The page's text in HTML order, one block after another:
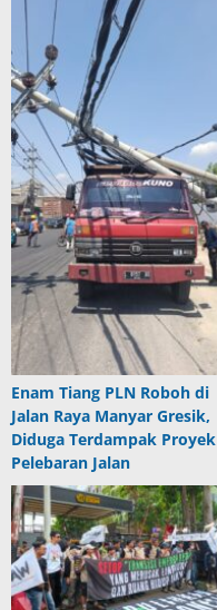
Enam Tiang PLN Roboh di
Jalan Raya Manyar Gresik,
Diduga Terdampak Proyek
Pelebaran Jalan